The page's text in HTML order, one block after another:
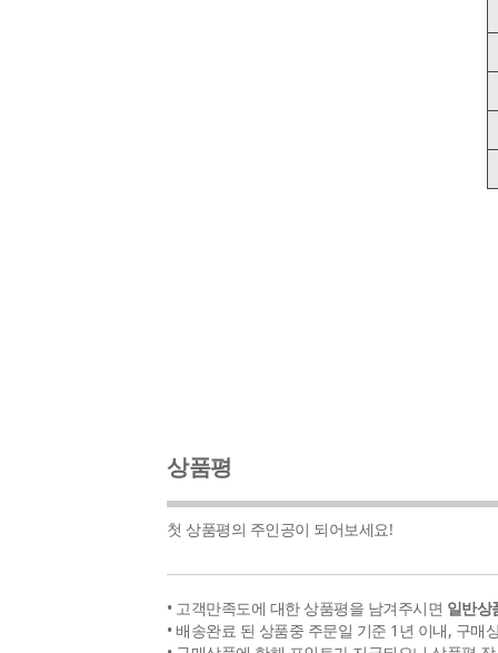
상품평
첫 상품평의 주인공이 되어보세요!
• 고객만족도에 대한 상품평을 남겨주시면 일반상
• 배송완료 된 상품중 주문일 기준 1년 이내, 구매